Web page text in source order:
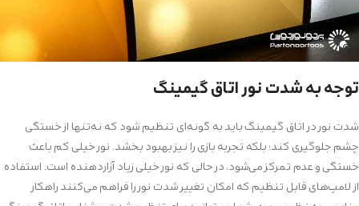
توجه به شدت نور اتاق گیمینگ
شدت نور در اتاق گیمینگ باید به گونه‌ای تنظیم شود که نه‌تنها از خستگی
چشم جلوگیری کند؛ بلکه تجربه بازی را نیز بهبود بخشد. نور خیلی کم باعث
خستگی و عدم تمرکز می‌شود، در حالی که نور خیلی زیاد آزاردهنده است. استفاده
از لامپ‌های قابل تنظیم که امکان تغییر شدت نور را فراهم می‌کنند راهکار